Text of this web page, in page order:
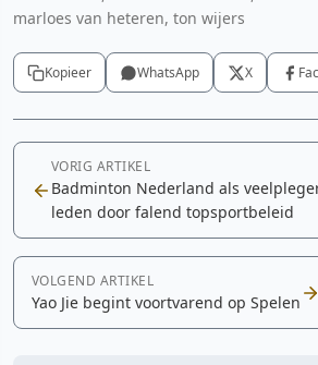
marloes van heteren, ton wijers
Kopieer WhatsApp X
VORIG ARTIKEL
Badminton Nederland als
leden door falend topsportbeleid
VOLGEND ARTIKEL
Yao Jie begint voortvarend op Spelen